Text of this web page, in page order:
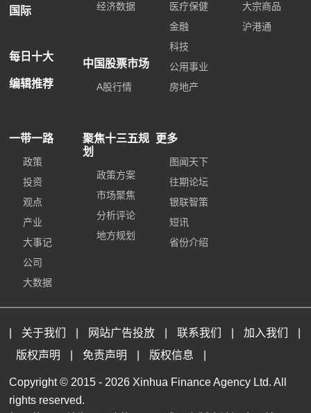
国际
每日十大
编辑推荐
经济数据
中国股票市场
A股行情
医疗保健
金融
科技
公用事业
房地产
大宗商品
沪港通
一带一路
政策
投资
观点
产业
大事记
公司
大数据
聚焦十三五规
划
政策方案
市场聚焦
分析评论
地方规划
更多
图闻天下
往期论坛
银联智策
短讯
省份介绍
关于我们 网站广告投放 联系我们 加入我们
版权声明
免责声明 版权信息
Copyright © 2015 - 2026 Xinhua Finance Agency Ltd. All
rights reserved.